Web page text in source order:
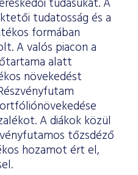
tudásukat. A
tudatosság és a
formában
A valós piacon a
alatt
növekedést
A diákok közül
tőzsdéző
hozamot ért el,